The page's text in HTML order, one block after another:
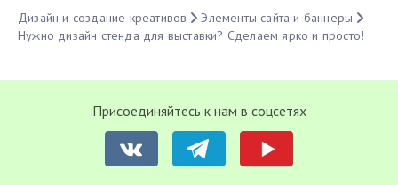
Дизайн и создание креативов
Элементы сайта и баннеры
Нужно дизайн стенда для выставки? Сделаем ярко и просто!
Присоединяйтесь к нам в соцсетях